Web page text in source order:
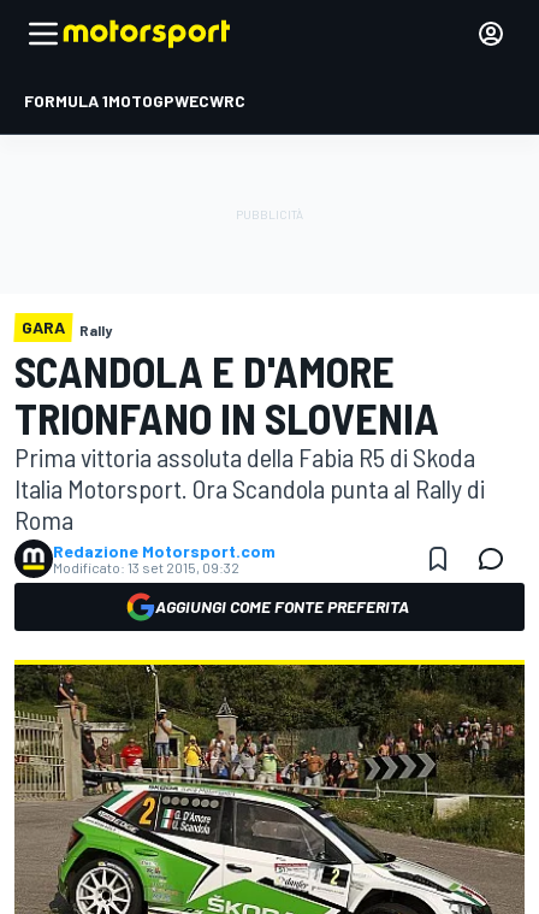
FORMULA 1MOTOGPWECWRC
GARA Rally
SCANDOLA E D'AMORE
TRIONFANO IN SLOVENIA
Prima vittoria assoluta della Fabia R5 di Skoda
Italia Motorsport. Ora Scandola punta al Rally di
Roma
Redazione Motorsport.com
Modificato: 13 set 2015, 09:32
AGGIUNGI COME FONTE PREFERITA